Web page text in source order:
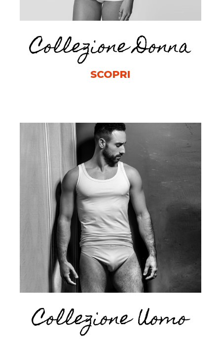
Collezione Donna
SCOPRI
Collezione Uomo